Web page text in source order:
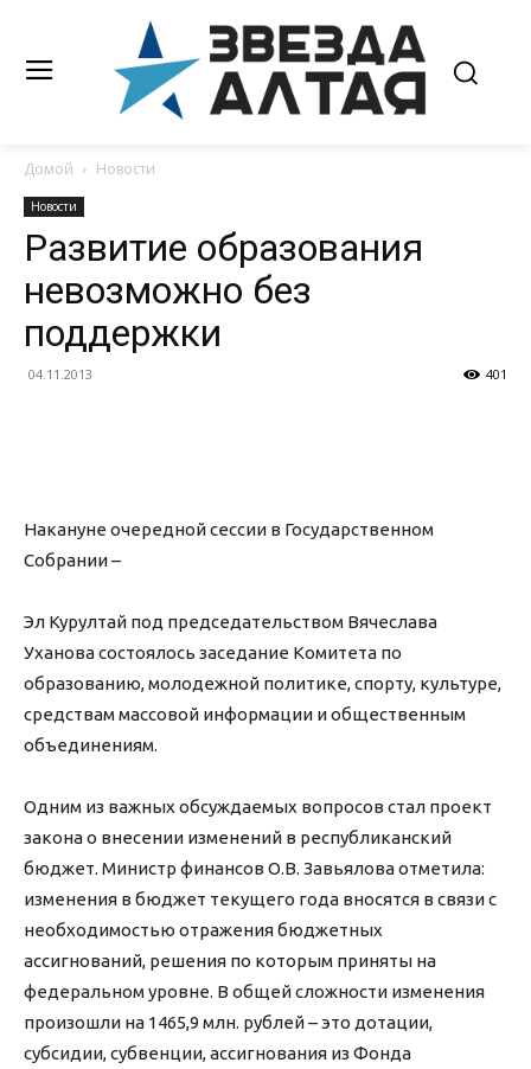
Домой Новости
Новости
Развитие образования
невозможно без
поддержки
04.11.2013 401
Накануне очередной сессии в Государственном
Собрании –
Эл Курултай под председательством Вячеслава
Уханова состоялось заседание Комитета по
образованию, молодежной политике, спорту, культуре,
средствам массовой информации и общественным
объединениям.
Одним из важных обсуждаемых вопросов стал проект
закона о внесении изменений в республиканский
бюджет. Министр финансов О.В. Завьялова отметила:
изменения в бюджет текущего года вносятся в связи с
необходимостью отражения бюджетных
ассигнований, решения по которым приняты на
федеральном уровне. В общей сложности изменения
произошли на 1465,9 млн. рублей – это дотации,
субсидии, субвенции, ассигнования из Фонда